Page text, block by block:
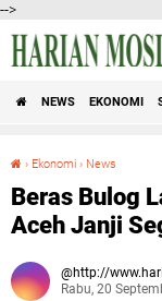
-->
NEWS EKONOMI
› Ekonomi › News
Beras Bulog
Aceh Janji
http://
Rabu, 20